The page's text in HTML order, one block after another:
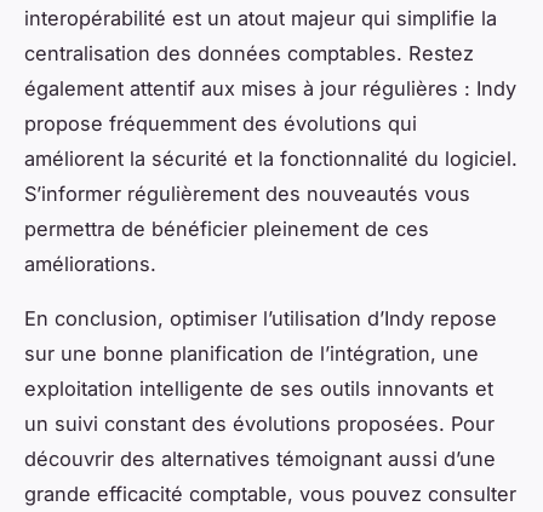
interopérabilité est un atout majeur qui simplifie la
centralisation des données comptables. Restez
également attentif aux mises à jour régulières : Indy
propose fréquemment des évolutions qui
améliorent la sécurité et la fonctionnalité du logiciel.
S’informer régulièrement des nouveautés vous
permettra de bénéficier pleinement de ces
améliorations.
En conclusion, optimiser l’utilisation d’Indy repose
sur une bonne planification de l’intégration, une
exploitation intelligente de ses outils innovants et
un suivi constant des évolutions proposées. Pour
découvrir des alternatives témoignant aussi d’une
grande efficacité comptable, vous pouvez consulter